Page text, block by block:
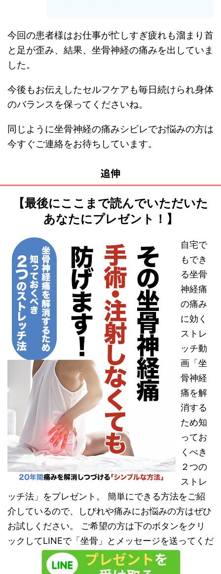
今回の患者様はお仕事が忙しすぎ疲れも溜まり首
と足が歪み、結果、坐骨神経の痛みを出していま
した。
今後もお伝えしたセルフケアも毎日続けられ身体
のバランスを保ってくださいね。
同じように坐骨神経の痛みシビレでお悩みの方は
今すぐご連絡をお待ちしています。
追伸
【最後にここまで読んでいただいた
あなたにプレゼント！】
自宅で
もでき
る坐骨
神経痛
の痛み
に効く
ストレ
ッチ動
画「坐
骨神経
痛を解
消する
ため知
ってお
くべき
２つの
ストレ
ッチ法」をプレゼント。 簡単にできる方法をご紹
介しているので、しびれや痛みにお悩みの方はぜひ
お試しください。 ご希望の方は下のボタンをクリ
ックしてLINEで「坐骨」とメッセージを送ってくだ